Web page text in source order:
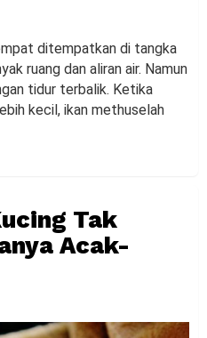
ditempatkan di tangka
ruang dan aliran air. Namun
tidur terbalik. Ketika
kecil, ikan methuselah
Tak
Acak-